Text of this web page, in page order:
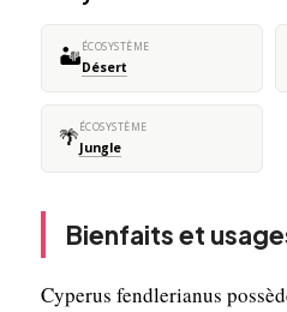
🏜️ÉCOSYSTÈME
Désert
🌴ÉCOSYSTÈME
Jungle
Bienfaits et
Cyperus fendlerianus